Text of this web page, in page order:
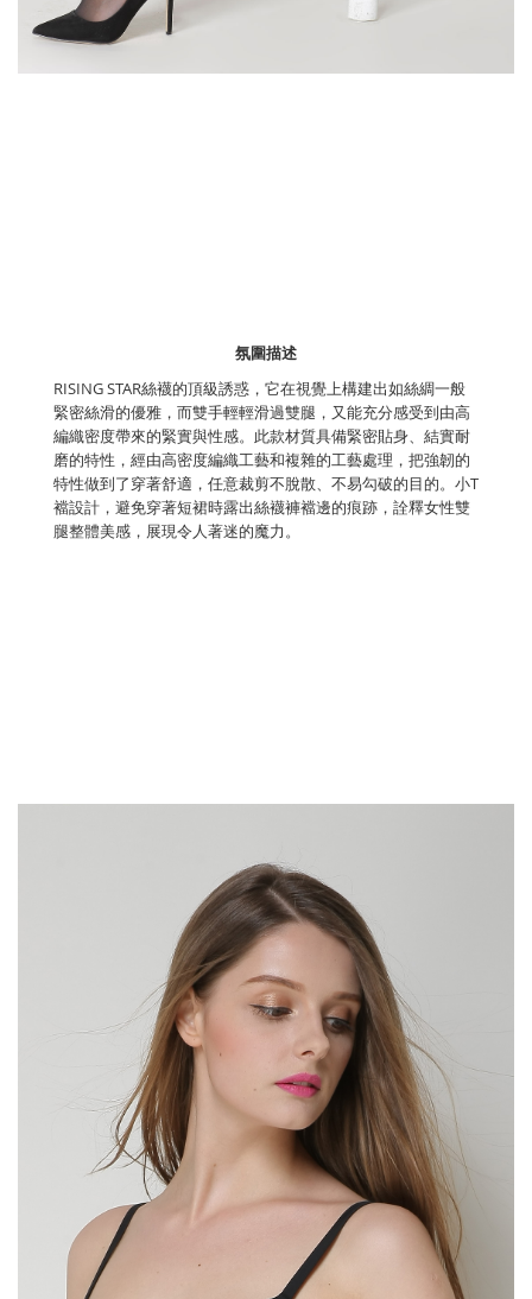
氛圍描述
RISING STAR絲襪的頂級誘惑，它在視覺上構建出如絲綢一般
緊密絲滑的優雅，而雙手輕輕滑過雙腿，又能充分感受到由高
編織密度帶來的緊實與性感。此款材質具備緊密貼身、結實耐
磨的特性，經由高密度編織工藝和複雜的工藝處理，把強韌的
特性做到了穿著舒適，任意裁剪不脫散、不易勾破的目的。小T
襠設計，避免穿著短裙時露出絲襪褲襠邊的痕跡，詮釋女性雙
腿整體美感，展現令人著迷的魔力。